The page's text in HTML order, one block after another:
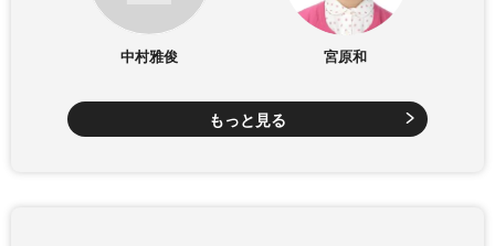
中村雅俊 宮原和
もっと見る